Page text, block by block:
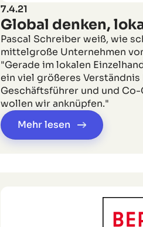
7.4.21
Global denken,
Pascal Schreiber weiß, wie
mittelgroße Unternehmen
"Gerade im lokalen
ein viel größeres
Geschäftsführer und und
wollen wir anknüpfen."
Mehr lesen